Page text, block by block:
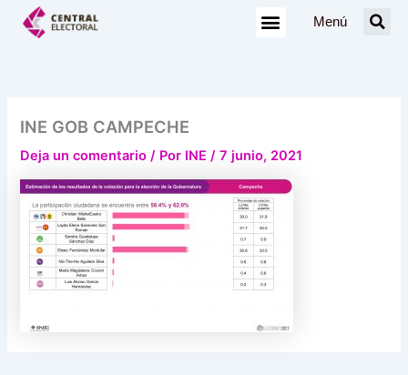
Menú
INE GOB CAMPECHE
Deja un comentario / Por INE/7 junio, 2021